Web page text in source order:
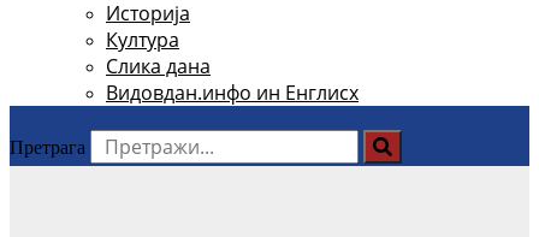
Историја
Култура
Слика дана
Видовдан.инфо ин Енглисх
Претрага